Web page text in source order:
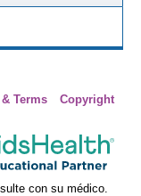
Terms
Copyright
con su médico.